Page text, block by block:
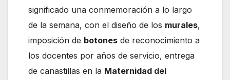
significado una conmemoración a lo largo
de la semana, con el diseño de los murales,
imposición de botones de reconocimiento a
los docentes por años de servicio, entrega
de canastillas en la Maternidad del